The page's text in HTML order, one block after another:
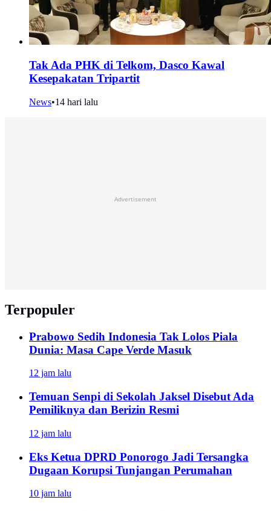
Tak Ada PHK di Telkom, Dasco Kawal
Kesepakatan Tripartit
News•14 hari lalu
Advertisement
Terpopuler
Prabowo Sedih Indonesia Tak Lolos Piala
Dunia: Masa Cape Verde Masuk
12 jam lalu
Temuan Senpi di Sekolah Jaksel Disebut Ada
Pemiliknya dan Berizin Resmi
12 jam lalu
Eks Ketua DPRD Ponorogo Jadi Tersangka
Dugaan Korupsi Tunjangan Perumahan
10 jam lalu